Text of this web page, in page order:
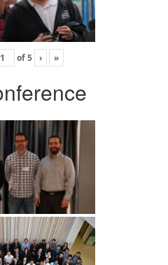
of5 › »